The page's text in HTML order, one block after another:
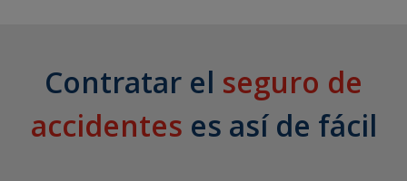
Contratar el seguro de
accidentes es así de fácil